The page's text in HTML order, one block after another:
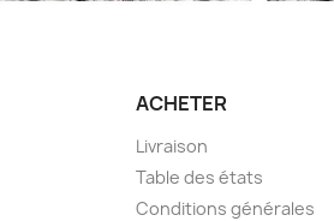
ACHETER
Livraison
Table des états
Conditions générales